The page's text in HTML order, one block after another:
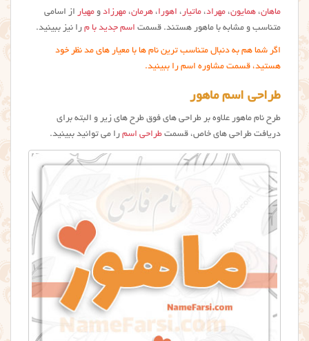
ماهان، همایون، مهراد، ماتیار، اهورا، هرمان، مهرزاد و مهیار از اسامی
متناسب و مشابه با ماهور هستند. قسمت اسم جدید با م را نیز ببینید.
اگر شما هم به دنبال متناسب ترین نام ها با معیار های مد نظر خود
هستید، قسمت مشاوره اسم را ببینید.
طراحی اسم ماهور
طرح نام ماهور علاوه بر طراحی های فوق طرح های زیر و البته برای
دریافت طراحی های خاص، قسمت طراحی اسم را می توانید ببینید.